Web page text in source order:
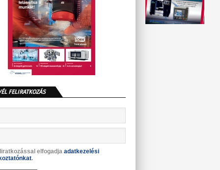
FELIRATKOZÁS
elfogadja adatkezelési
.